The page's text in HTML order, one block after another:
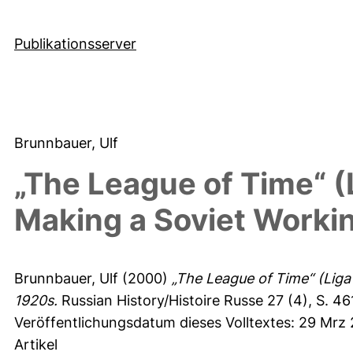
Publikationsserver
Brunnbauer, Ulf
„The League of Time“
Making a Soviet
Brunnbauer, Ulf (2000) „The League of Time“
1920s. Russian History/Histoire Russe 27 (4), S.
Veröffentlichungsdatum dieses Volltextes: 29 Mrz
Artikel